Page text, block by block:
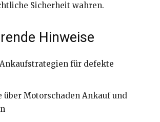
Sicherheit wahren.
Hinweise
für defekte
über Motorschaden Ankauf und